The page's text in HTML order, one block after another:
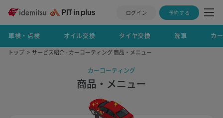
ログイン 予約する
車検・点検 オイル交換 タイヤ交換 洗車 カ
トップ サービス紹介 - カーコーティング 商品・メニュー
カーコーティング
商品・メニュー